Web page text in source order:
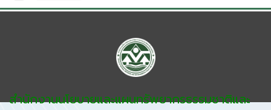
สำนักงานนโยบายและแผนทรัพยากรธรรมชาติและ